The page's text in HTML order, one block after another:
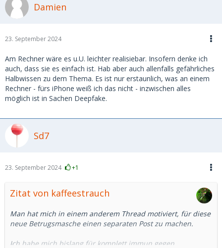
Damien
23. September 2024
Am Rechner wäre es u.U. leichter realisiebar. Insofern denke ich
auch, dass sie es einfach ist. Hab aber auch allenfalls gefährliches
Halbwissen zu dem Thema. Es ist nur erstaunlich, was an einem
Rechner - fürs iPhone weiß ich das nicht - inzwischen alles
möglich ist in Sachen Deepfake.
Sd7
23. September 2024 +1
Zitat von kaffeestrauch
Man hat mich in einem anderem Thread motiviert, für diese
neue Betrugsmasche einen separaten Post zu machen.
Ich habe mich bislang für komplett immun gegen